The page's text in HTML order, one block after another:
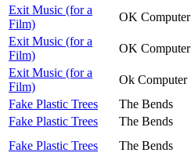
Exit Music (for a
Film)
OK Computer
Exit Music (for a
Film)
OK Computer
Exit Music (for a
Film)
Ok Computer
Fake Plastic Trees
The Bends
Fake Plastic Trees
The Bends
Fake Plastic Trees
The Bends